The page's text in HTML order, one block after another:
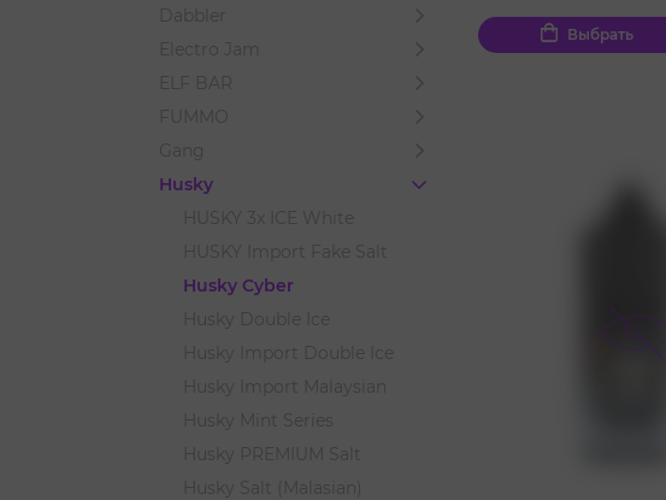
Electro Jam
ELF BAR
FUMMO
Gang
Husky
HUSKY 3x ICE White
HUSKY Import Fake Salt
Husky Cyber
Husky Double Ice
Husky Import Double Ice
Husky Import Malaysian
Husky Mint Series
Husky PREMIUM Salt
Husky Salt (Malasian)
Выбрать